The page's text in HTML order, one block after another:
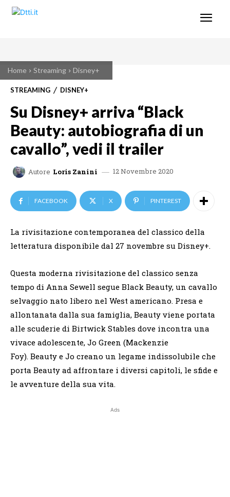
Home Streaming Disney+
STREAMING DISNEY+
Su Disney+ arriva “Black
Beauty: autobiografia di un
cavallo”, vedi il trailer
Autore Loris Zanini 12 Novembre 2020
FACEBOOK X PINTEREST
La rivisitazione contemporanea del classico della
letteratura disponibile dal 27 novembre su Disney+.
Questa moderna rivisitazione del classico senza
tempo di Anna Sewell segue Black Beauty, un cavallo
selvaggio nato libero nel West americano. Presa e
allontanata dalla sua famiglia, Beauty viene portata
alle scuderie di Birtwick Stables dove incontra una
vivace adolescente, Jo Green (Mackenzie
Foy). Beauty e Jo creano un legame indissolubile che
porta Beauty ad affrontare i diversi capitoli, le sfide e
le avventure della sua vita.
Ads